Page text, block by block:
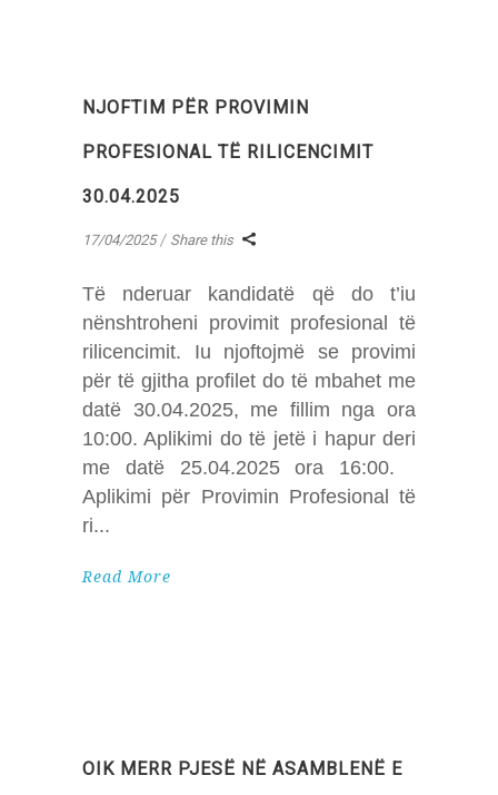
NJOFTIM PËR PROVIMIN
PROFESIONAL TË RILICENCIMIT
30.04.2025
17/04/2025 Share this
Të nderuar kandidatë që do t’iu
nënshtroheni provimit profesional të
rilicencimit. Iu njoftojmë se provimi
për të gjitha profilet do të mbahet me
datë 30.04.2025, me fillim nga ora
10:00. Aplikimi do të jetë i hapur deri
me datë 25.04.2025 ora 16:00.
Aplikimi për Provimin Profesional të
ri
Read More
OIK MERR PJESË NË ASAMBLENË E